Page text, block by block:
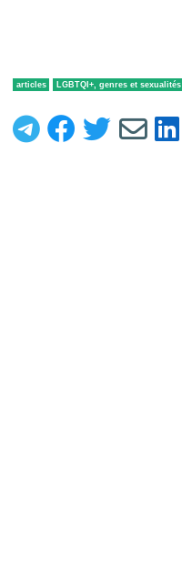
articles LGBTQI+, genres et sexualités